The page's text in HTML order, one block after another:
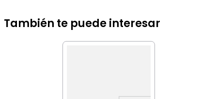
También te puede interesar